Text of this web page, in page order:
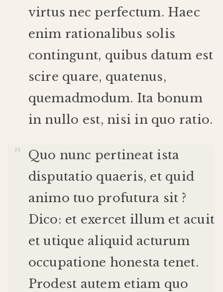
virtus nec perfectum. Haec
enim rationalibus solis
contingunt, quibus datum est
scire quare, quatenus,
quemadmodum. Ita bonum
in nullo est, nisi in quo ratio.
Quo nunc pertineat ista
disputatio quaeris, et quid
animo tuo profutura sit ?
Dico: et exercet illum et acuit
et utique aliquid acturum
occupatione honesta tenet.
Prodest autem etiam quo